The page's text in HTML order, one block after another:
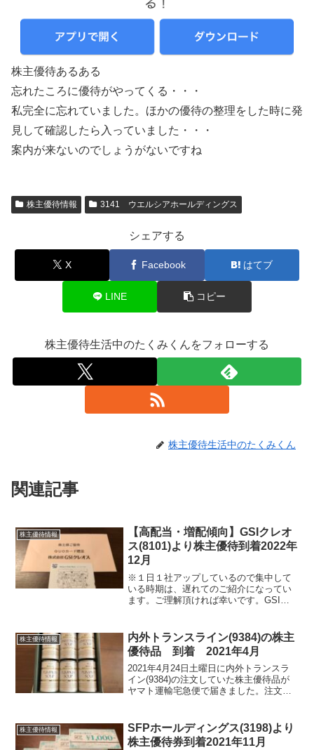
株主優待あるある
忘れたころに優待がやってくる・・・
私完全に忘れていました。ほかの優待の整理をした時に発
見して確認したら入っていました・・・
案内が来ないのでしょうがないですね
株主優待情報 3141 ウエルシアホールディングス
シェアする
X Facebook はてブ
LINE コピー
株主優待生活中のたくみくんをフォローする
株主優待生活中のたくみくん
関連記事
株主優待情報
【高配当・増配傾向】GSIクレオ
ス(8101)より株主優待到着2022年
12月
※１日１社アップしているので集中して
いる時期は、遅れてのご紹介になってい
ます。ご理解頂ければ幸いです。GSIク
ついて 銘柄紹介まず銘柄について簡...
株主優待情報
内外トランスライン(9384)の株主
優待品 到着 2021年4月
2021年4月24日土曜日に内外トランスラ
イン(9384)の注文していた株主優待品が
ヤマト運輸宅急便で届きました。注文の
度で届くと書いてありましたが例年通り3
週間程...
株主優待情報
SFPホールディングス(3198)より
株主優待券到着2021年11月